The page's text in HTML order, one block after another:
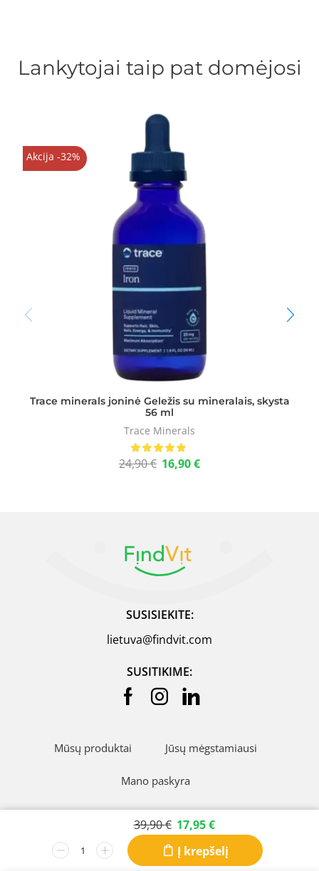
Lankytojai taip pat domėjosi
Akcija -32%
Trace minerals joninė Geležis su mineralais, skysta
56 ml
Trace Minerals
24,90€ 16,90€
SUSISIEKITE:
lietuva@findvit.com
SUSITIKIME:
Mūsų produktai Jūsų mėgstamiausi
Mano paskyra
Pristatymas, grąžinimas
Pirkimo informacija Įmonėms
39,90€ 17,95€
Į krepšelį